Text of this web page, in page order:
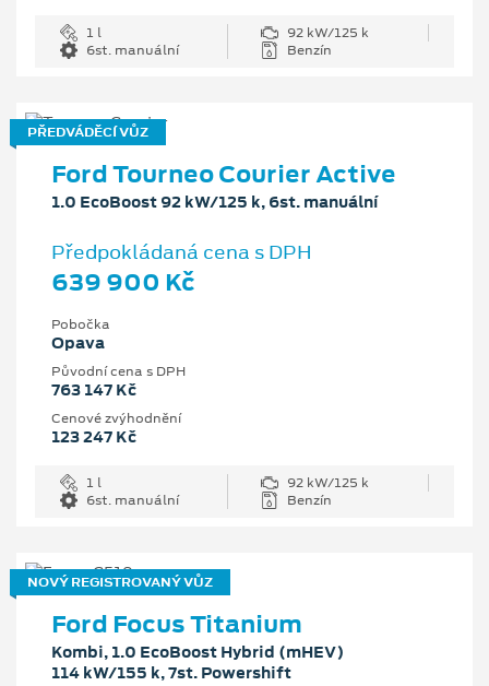
1 l
92 kW/125 k
6st. manuální
Benzín
PŘEDVÁDĚCÍ VŮZ
Ford Tourneo Courier Active
1.0 EcoBoost 92 kW/125 k, 6st. manuální
Předpokládaná cena s DPH
639 900 Kč
Pobočka
Opava
Původní cena s DPH
763 147 Kč
Cenové zvýhodnění
123 247 Kč
1 l
92 kW/125 k
6st. manuální
Benzín
NOVÝ REGISTROVANÝ VŮZ
Ford Focus Titanium
Kombi, 1.0 EcoBoost Hybrid (mHEV)
114 kW/155 k, 7st. Powershift